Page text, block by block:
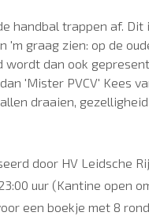
handbal trappen af. Dit
'm graag zien: op de
wordt dan ook
'Mister PVCV' Kees
draaien,
door HV Leidsche
uur (Kantine open
een boekje met 8